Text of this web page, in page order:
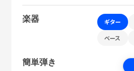
楽器 ギター
ベース
簡単弾き